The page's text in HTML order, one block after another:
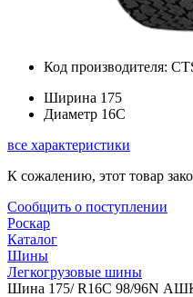
Код производителя:
Ширина 175
Диаметр 16C
все характеристики
К сожалению, этот товар
Сообщить о поступлении
Роскар
Каталог
Шины
Легкогрузовые шины
Шина 175/ R16C 98/96N АШК